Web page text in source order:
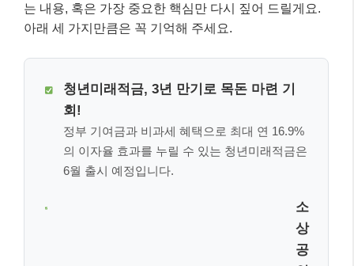
는 내용, 혹은 가장 중요한 핵심만 다시 짚어 드릴게요.
아래 세 가지만큼은 꼭 기억해 주세요.
청년미래적금, 3년 만기로 목돈 마련 기
회!
정부 기여금과 비과세 혜택으로 최대 연 16.9%
의 이자율 효과를 누릴 수 있는 청년미래적금은
6월 출시 예정입니다.
소상공인 정책자금, AI·디지털 전환에 집
과 함께 AI·디지털 전환